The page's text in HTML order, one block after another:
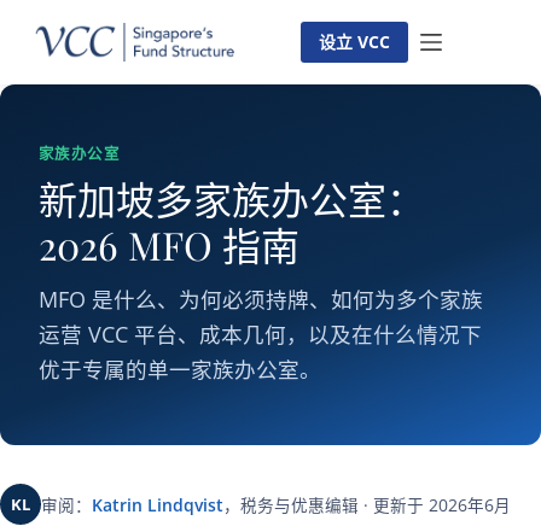
容
设立 VCC
家族办公室
新加坡多家族办公室：
2026 MFO 指南
MFO 是什么、为何必须持牌、如何为多个家族
运营 VCC 平台、成本几何，以及在什么情况下
优于专属的单一家族办公室。
KL 审阅： Katrin Lindqvist，税务与优惠编辑 · 更新于 2026年6月